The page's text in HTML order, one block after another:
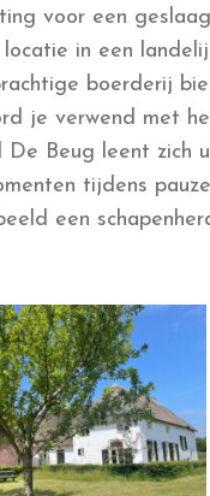
voor een
in een
boerderij
je verwend met
Beug leent zich
tijdens
een